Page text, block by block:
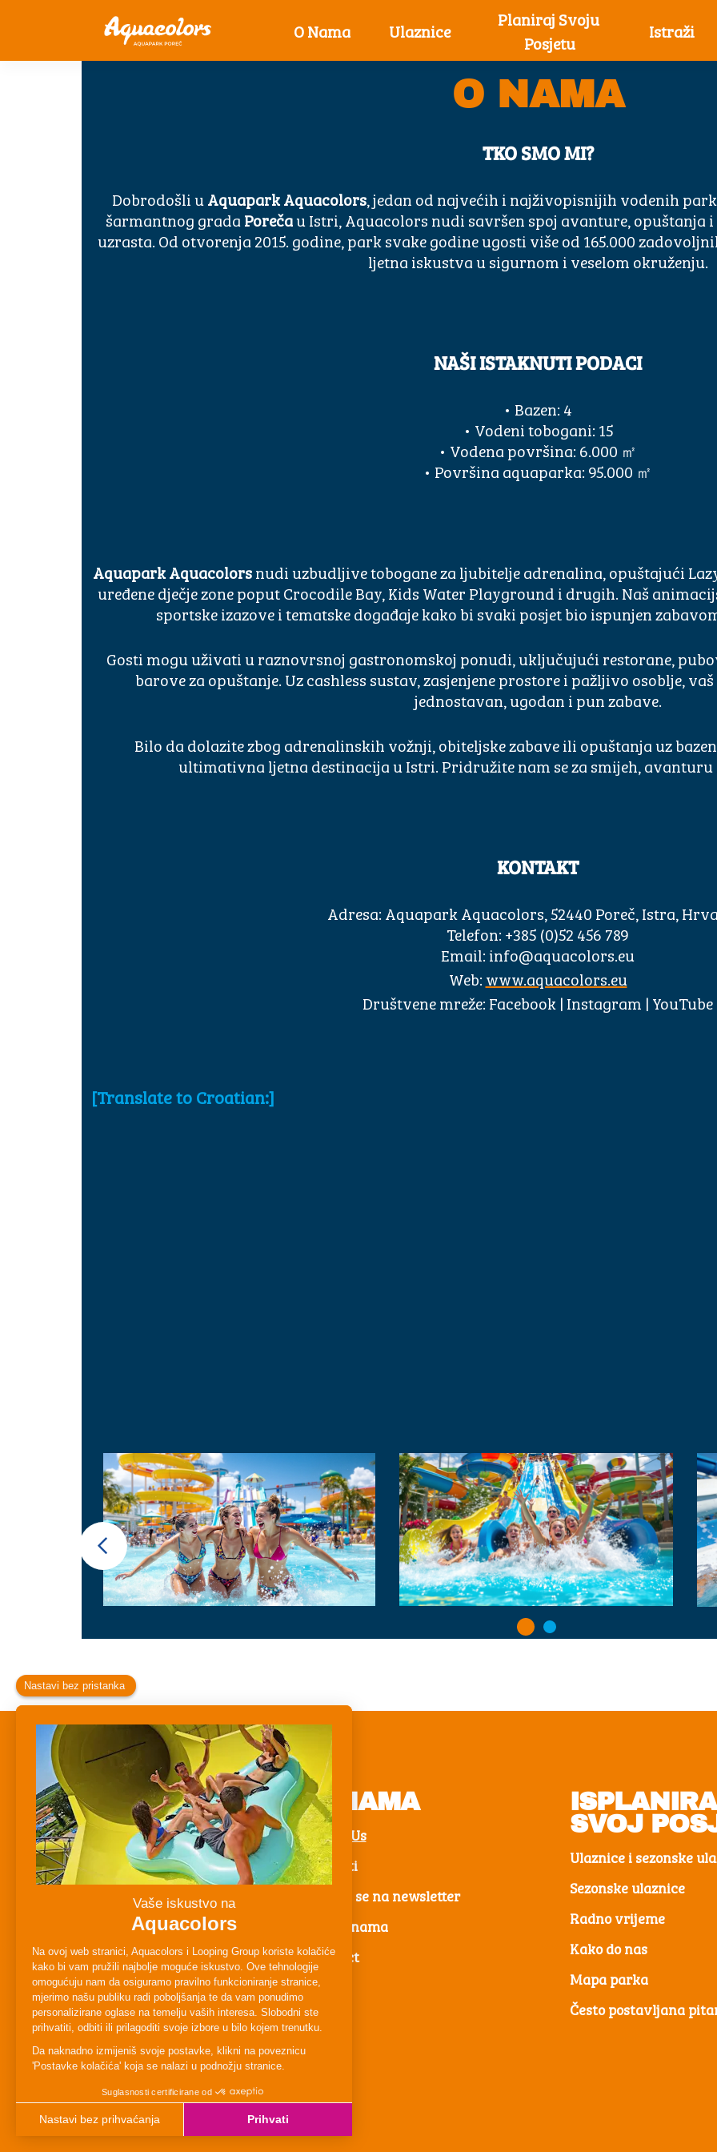
O Nama Ulaznice
Planiraj Svoju
Posjetu
Istraži
O NAMA
TKO SMO MI?
Dobrodošli uAquapark Aquacolors, jedan od najvećih i najživopisnijih vodenih
šarmantnog gradaPorečau Istri, Aquacolors nudi savršen spoj avanture, opuštanja i
uzrasta. Od otvorenja 2015. godine, park svake godine ugosti više od 165.000
ljetna iskustva u sigurnom i veselom okruženju.
NAŠI ISTAKNUTI PODACI
• Bazen: 4
• Vodeni tobogani: 15
• Vodena površina: 6.000 ㎡
• Površina aquaparka: 95.000 ㎡
Aquapark Aquacolorsnudi uzbudljive tobogane za ljubitelje adrenalina, opuštajući
uređene dječje zone poput Crocodile Bay, Kids Water Playground i drugih. Naš
sportske izazove i tematske događaje kako bi svaki posjet bio ispunjen
Gosti mogu uživati u raznovrsnoj gastronomskoj ponudi, uključujući restorane,
barove za opuštanje. Uz cashless sustav, zasjenjene prostore i pažljivo osoblje,
jednostavan, ugodan i pun zabave.
Bilo da dolazite zbog adrenalinskih vožnji, obiteljske zabave ili opuštanja uz
ultimativna ljetna destinacija u Istri. Pridružite nam se za smijeh, avanturu
KONTAKT
Adresa: Aquapark Aquacolors, 52440 Poreč, Istra,
Telefon: +385 (0)52 456 789
Email: info@aquacolors.eu
Web: www.aquacolors.eu
Društvene mreže: Facebook | Instagram | YouTube
[Translate to Croatian:]
FacebookInstagram
TwitterTikTok
O NAMA
About Us
Novosti
Prijavi se na newsletter
Radi s nama
Contact
SVOJ
Ulaznice i sezonske
Sezonske ulaznice
Radno vrijeme
Kako do nas
Mapa parka
Često postavljana